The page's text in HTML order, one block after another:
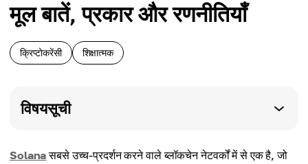
मूल बातें, प्रकार और रणनीतियाँ
क्रिप्टोकरेंसी शिक्षात्मक
विषयसूची
Solanaसबसे उच्च-प्रदर्शन करने वाले ब्लॉकचेन नेटवर्कों में से एक है, जो